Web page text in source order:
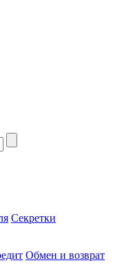
Секретки
Обмен и возврат